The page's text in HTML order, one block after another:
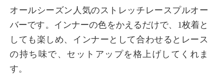
オールシーズン人気のストレッチレースプルオー
バーです。インナーの色をかえるだけで、1枚着と
しても楽しめ、インナーとして合わせるとレース
の持ち味で、セットアップを格上げしてくれま
す。